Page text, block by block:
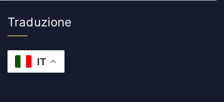
Traduzione
IT